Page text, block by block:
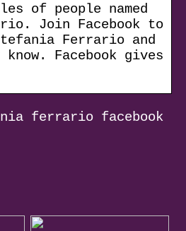
of people named
Join Facebook to
Ferrario and
Facebook gives
ferrario facebook